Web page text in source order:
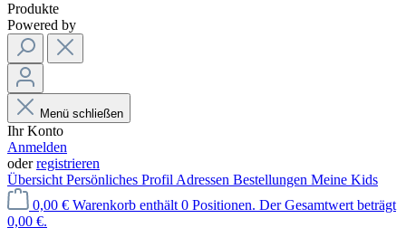
Produkte
Powered by
Menü schließen
Ihr Konto
Anmelden
oderregistrieren
Übersicht Persönliches Profil Adressen Bestellungen Meine Kids
0,00 € Warenkorb enthält 0 Positionen. Der Gesamtwert beträgt
0,00 €.